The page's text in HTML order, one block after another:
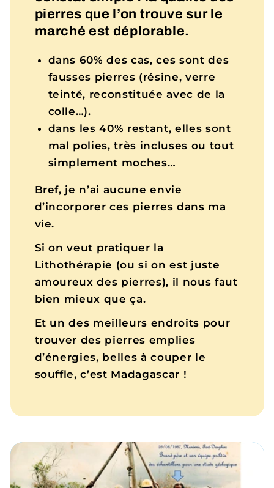
pierres que l’on trouve sur le
marché est déplorable.
dans 60% des cas, ces sont des
fausses pierres (résine, verre
teinté, reconstituée avec de la
colle…).
dans les 40% restant, elles sont
mal polies, très incluses ou tout
simplement moches…
Bref, je n’ai aucune envie
d’incorporer ces pierres dans ma
vie.
Si on veut pratiquer la
Lithothérapie (ou si on est juste
amoureux des pierres), il nous faut
bien mieux que ça.
Et un des meilleurs endroits pour
trouver des pierres emplies
d’énergies, belles à couper le
souffle, c’est Madagascar !